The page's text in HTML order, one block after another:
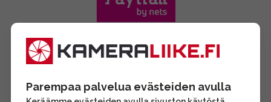
Parempaa palvelua evästeiden avulla